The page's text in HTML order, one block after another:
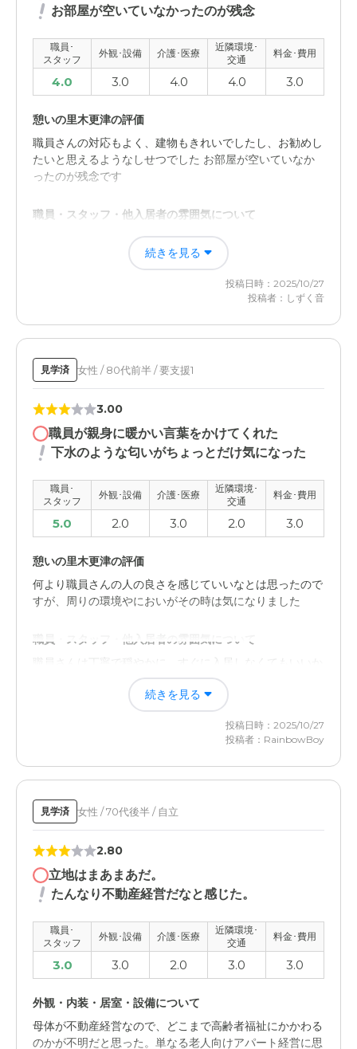
お部屋が空いていなかったのが残念
職員･
スタッフ
外観･設備 介護･医療
近隣環境･
交通
料金･費用
4.0 3.0 4.0 4.0 3.0
憩いの里木更津の評価
職員さんの対応もよく、建物もきれいでしたし、お勧めし
たいと思えるようなしせつでした お部屋が空いていなか
ったのが残念です
職員・スタッフ・他入居者の雰囲気について
職員さんの対応はいいなと思えました、上の人の対応がす
ごくよかったです 悪い印象がなかったです
続きを見る
投稿日時：2025/10/27
投稿者：しずく音
見学済 女性 / 80代前半 / 要支援1
3.00
職員が親身に暖かい言葉をかけてくれた
下水のような匂いがちょっとだけ気になった
職員･
スタッフ
外観･設備 介護･医療
近隣環境･
交通
料金･費用
5.0 2.0 3.0 2.0 3.0
憩いの里木更津の評価
何より職員さんの人の良さを感じていいなとは思ったので
すが、周りの環境やにおいがその時は気になりました
職員・スタッフ・他入居者の雰囲気について
職員さんは丁寧で穏やかに、すぐに入居しなくてもいいか
ら、休むために預けたっていいんですよと親身に対応して
下さり、暖かい言葉をかけてくださいました
続きを見る
投稿日時：2025/10/27
投稿者：RainbowBoy
見学済 女性 / 70代後半 / 自立
2.80
立地はまあまあだ。
たんなり不動産経営だなと感じた。
職員･
スタッフ
外観･設備 介護･医療
近隣環境･
交通
料金･費用
3.0 3.0 2.0 3.0 3.0
外観・内装・居室・設備について
母体が不動産経営なので、どこまで高齢者福祉にかかわる
のかが不明だと思った。単なる老人向けアパート経営に思